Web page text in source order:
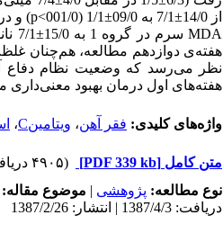
نظر می‌رسد که وضعیت نظام دفاع
هفته‌های اول درمان بهبود معنی‌داری
واژه‌های کلیدی: فقر آهن، ویتامینC ،
متن کامل [PDF 339 kb]
(۴۹۰۵ دریافت)
نوع مطالعه: پژوهشی | موضوع مقاله:
دریافت: 1387/4/3 | انتشار: 1387/2/26